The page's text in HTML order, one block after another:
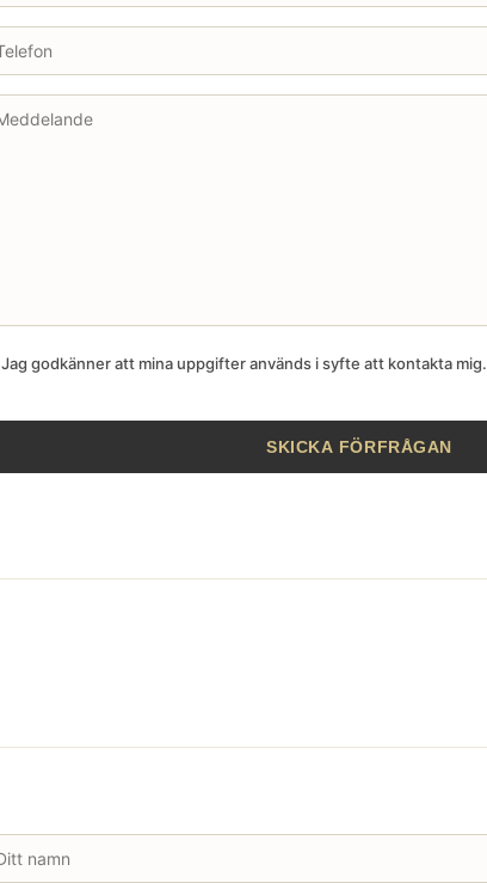
Jag godkänner att mina uppgifter används i syfte att kontakta mig.